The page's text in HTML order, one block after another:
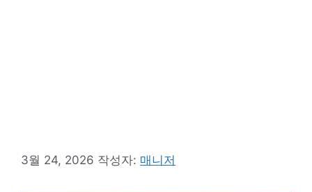
3월 24, 2026 작성자: 매니저